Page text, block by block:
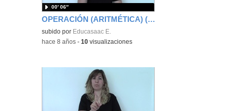
OPERACIÓN (ARITMÉTICA) (Signos EducaSAAC)
subido por Educasaac E.
00′ 06″
-hace 8 años -10 visualizaciones